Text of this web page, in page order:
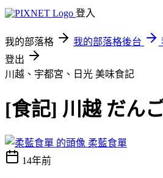
登入
我的部落格 我的部落格後台
登出
川越、宇都宮、日光 美味食記
[食記] 川越 だん
柔藍食單
14年前